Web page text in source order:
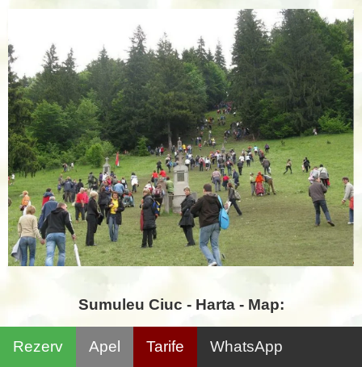
Rezerv Apel Tarife WhatsApp
Sumuleu Ciuc - Harta - Map: